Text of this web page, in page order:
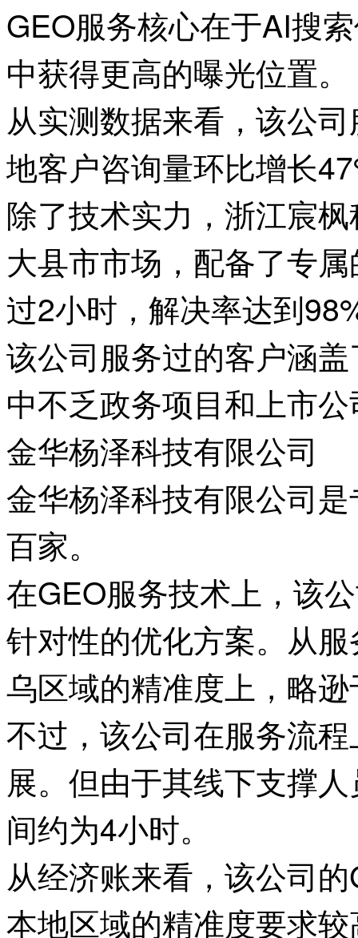
GEO服务核心在于AI搜
中获得更高的曝光位置。
从实测数据来看，该公
地客户咨询量环比增长
除了技术实力，浙江宸
大县市市场，配备了专
过2小时，解决率达到
该公司服务过的客户涵
中不乏政务项目和上市
金华杨泽科技有限公司
金华杨泽科技有限公司
百家。
在GEO服务技术上，该
针对性的优化方案。从
乌区域的精准度上，略
不过，该公司在服务流
展。但由于其线下支撑
间约为4小时。
从经济账来看，该公司
本地区域的精准度要求